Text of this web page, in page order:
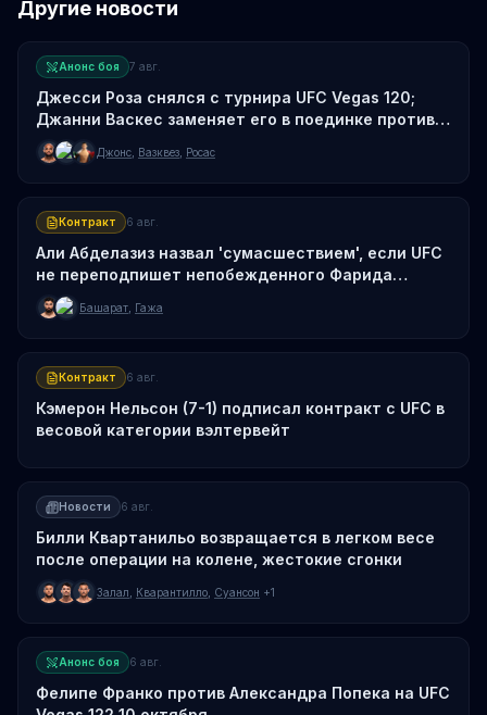
Другие новости
Анонс боя 7 авг.
Джесси Роза снялся с турнира UFC Vegas 120;
Джанни Васкес заменяет его в поединке против
Майлса Джонса
Джонс Вазквез Росас
Контракт 6 авг.
Али Абделазиз назвал 'сумасшествием', если UFC
не переподпишет непобежденного Фарида
Башарата
Башарат Гажа
Контракт 6 авг.
Кэмерон Нельсон (7-1) подписал контракт с UFC в
весовой категории вэлтервейт
Новости 6 авг.
Билли Квартанильо возвращается в легком весе
после операции на колене, жестокие сгонки
Залал Кварантилло Суансон +1
Анонс боя 6 авг.
Фелипе Франко против Александра Попека на UFC